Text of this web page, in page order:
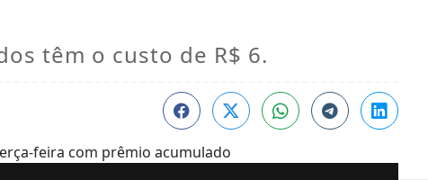
têm o custo de R$ 6.